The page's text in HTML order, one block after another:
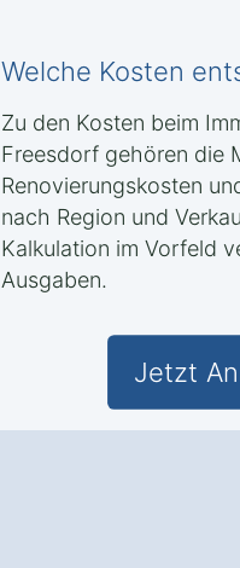
Welche Kosten
Zu den Kosten beim
Freesdorf gehören die
Renovierungskosten
nach Region und
Kalkulation im Vorfeld
Ausgaben.
Jetzt